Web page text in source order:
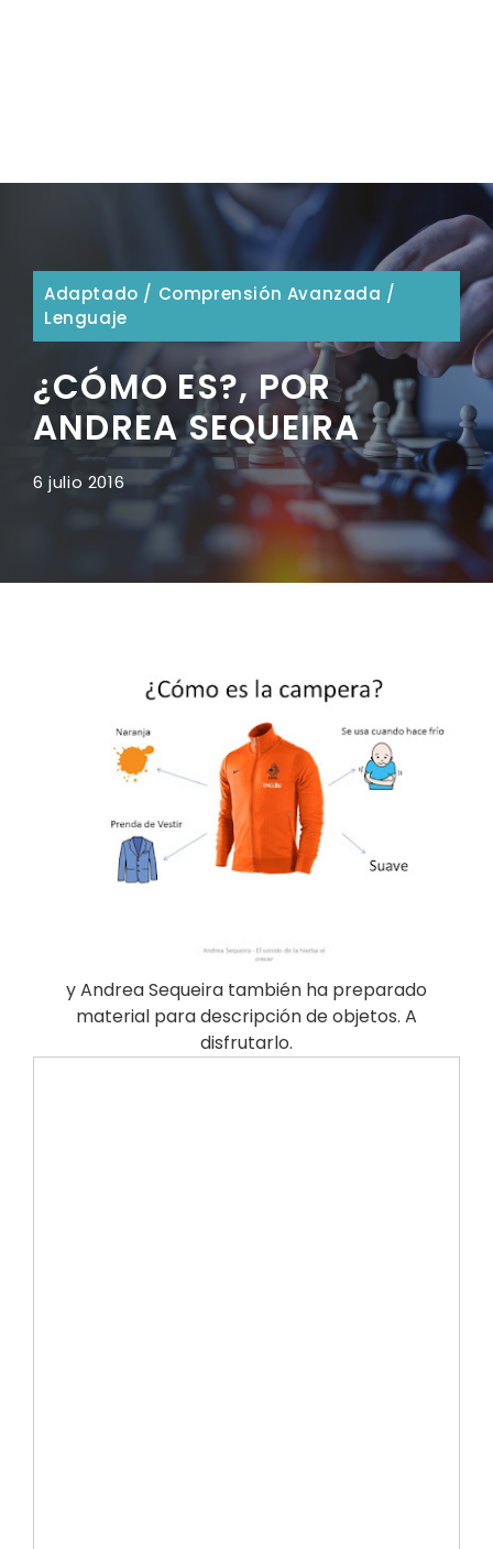
Adaptado / Comprensión Avanzada /
Lenguaje
¿CÓMO ES?, POR
ANDREA SEQUEIRA
6 julio 2016
y Andrea Sequeira también ha preparado
material para descripción de objetos. A
disfrutarlo.